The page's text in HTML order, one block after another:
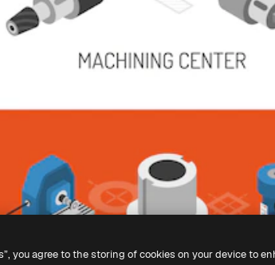
you agree to the storing of cookies on your device to